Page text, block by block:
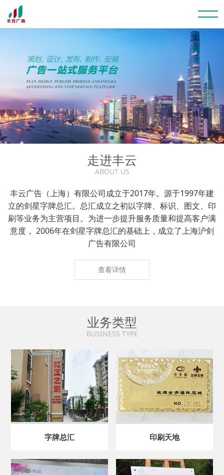
走进丰云
ABOUT US
丰云广告（上海）有限公司成立于2017年。源于1997年建
立的剑星字牌总汇。总汇成立之初以字牌、标识、图文、印
刷等业务为主营项目。为进一步提升服务质量和提高客户满
意度， 2006年在剑星字牌总汇的基础上，成立了上海沪剑
广告有限公司
查看详情
业务类型
BUSINESS TYPE
字牌总汇 印刷天地